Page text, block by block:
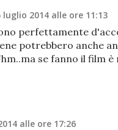
luglio 2014 alle ore 11:13
perfettamente
potrebbero anche
se fanno il film
alle ore 17:26